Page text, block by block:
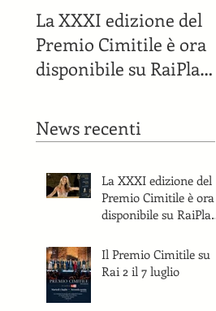
La XXXI edizione del
Premio Cimitile è ora
disponibile su RaiPlay
del Premio Cimitile.
News recenti
La XXXI edizione del
Premio Cimitile è ora
disponibile su RaiPlay
del Premio Cimitile.
Il Premio Cimitile su
Rai 2 il 7 luglio